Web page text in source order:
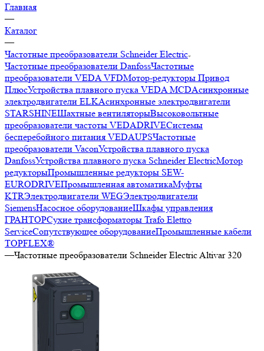
Главная
—
Каталог
—
Частотные преобразователи Schneider Electric
Частотные преобразователи DanfossЧастотные
преобразователи VEDA VFDМотор-редукторы Привод
ПлюсУстройства плавного пуска VEDA MCDАсинхронные
электродвигатели ELKАсинхронные электродвигатели
STARSHINEШахтные вентиляторыВысоковольтные
преобразователи частоты VEDADRIVEСистемы
бесперебойного питания VEDAUPSЧастотные
преобразователи VaconУстройства плавного пуска
DanfossУстройства плавного пуска Schneider ElectricМотор
редукторыПромышленные редукторы SEW-
EURODRIVEПромышленная автоматикаМуфты
KTRЭлектродвигатели WEGЭлектродвигатели
SiemensНасосное оборудованиеШкафы управления
ГРАНТОРСухие трансформаторы Trafo Elettro
ServiceСопутствующее оборудованиеПромышленные кабели
TOPFLEX®
—Частотные преобразователи Schneider Electric Altivar 320